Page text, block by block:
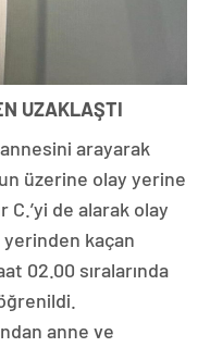
UZAKLAŞTI
arayarak
üzerine olay yerine
de alarak olay
yerinden kaçan
02.00 sıralarında
anne ve